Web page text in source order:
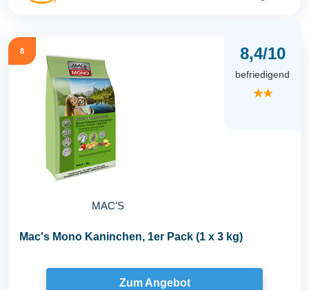
8
MAC'S
8,4/10
befriedigend
★★
Mac's Mono Kaninchen, 1er Pack (1 x 3 kg)
Zum Angebot